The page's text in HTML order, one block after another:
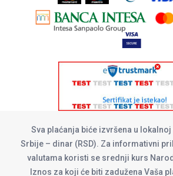
Sva plaćanja biće izvršena u
Srbije – dinar (RSD). Za informativni
valutama koristi se srednji kurs
Iznos za koji će biti zadužena Vaša